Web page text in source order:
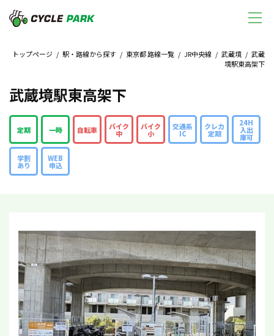
トップページ / 駅・路線から探す / 東京都 路線一覧 / JR中央線 / 武蔵境 / 武蔵
境駅東高架下
武蔵境駅東高架下
定期 一時 自転車 バイク
中
バイク
小
交通系
IC
クレカ
定期
24H
入出
庫可
学割
あり
WEB
申込